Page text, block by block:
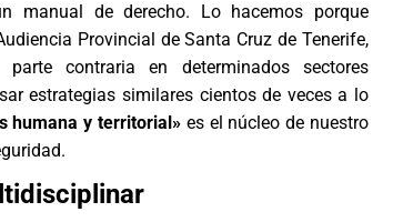
manual de derecho. Lo hacemos porque
Provincial de Santa Cruz de Tenerife,
contraria en determinados sectores
estrategias similares cientos de veces a lo
humana y territorial» es el núcleo de nuestro